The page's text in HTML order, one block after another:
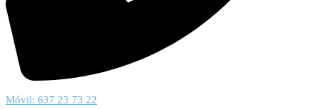
Móvil: 637 23 73 22